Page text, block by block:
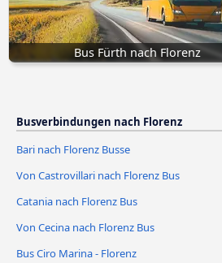
Bus Fürth nach Florenz
Busverbindungen nach Florenz
Bari nach Florenz Busse
Von Castrovillari nach Florenz Bus
Catania nach Florenz Bus
Von Cecina nach Florenz Bus
Bus Ciro Marina - Florenz